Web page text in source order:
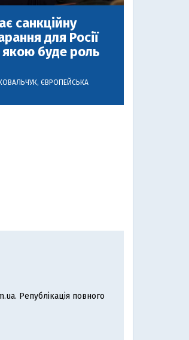
санкційну
для Росії
якою буде роль
, ЄВРОПЕЙСЬКА
Републікація повного